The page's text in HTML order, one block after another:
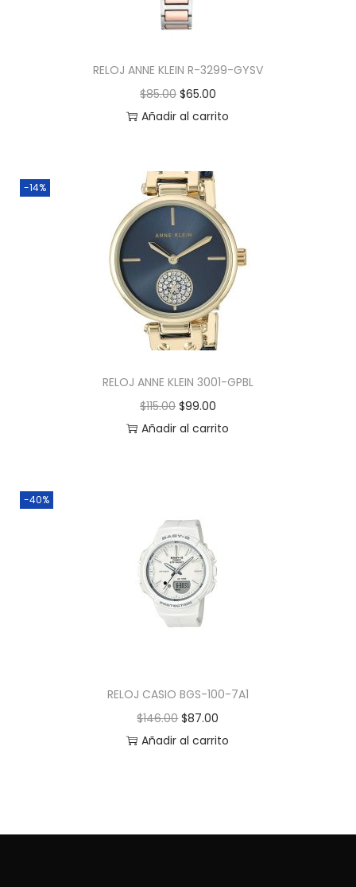
RELOJ ANNE KLEIN R-3299-GYSV
$85.00 $65.00
Añadir al carrito
-14%
RELOJ ANNE KLEIN 3001-GPBL
$115.00 $99.00
Añadir al carrito
-40%
RELOJ CASIO BGS-100-7A1
$146.00 $87.00
Añadir al carrito